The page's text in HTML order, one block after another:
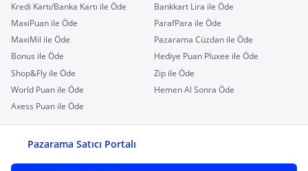
Kredi Kartı/Banka Kartı ile Öde
Bankkart Lira ile Öde
MaxiPuan ile Öde
ParafPara ile Öde
MaxiMil ile Öde
Pazarama Cüzdan ile Öde
Bonus ile Öde
Hediye Puan Pluxee ile Öde
Shop&Fly ile Öde
Zip ile Öde
World Puan ile Öde
Hemen Al Sonra Öde
Axess Puan ile Öde
Pazarama Satıcı Portalı